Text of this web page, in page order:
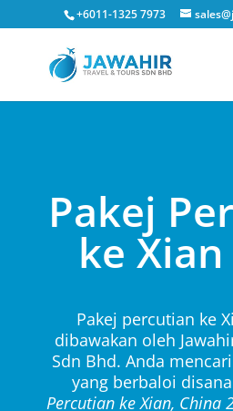
+6011-1325 7973
Pakej
ke
Pakej percutian ke
dibawakan oleh
Sdn Bhd. Anda
yang berbaloi
Percutian keXian, China